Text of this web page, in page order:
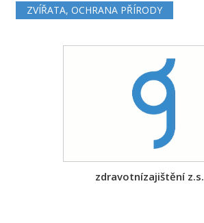
ZVÍŘATA, OCHRANA PŘÍRODY
zdravotnízajištění z.s.